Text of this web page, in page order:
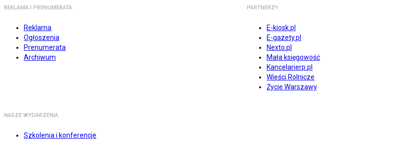
REKLAMA I PRENUMERATA
Reklama
Ogłoszenia
Prenumerata
Archiwum
PARTNERZY
E-kiosk.pl
E-gazety.pl
Nexto.pl
Mała księgowość
Kancelarierp.pl
Wieści Rolnicze
Życie Warszawy
NASZE WYDARZENIA
Szkolenia i konferencje